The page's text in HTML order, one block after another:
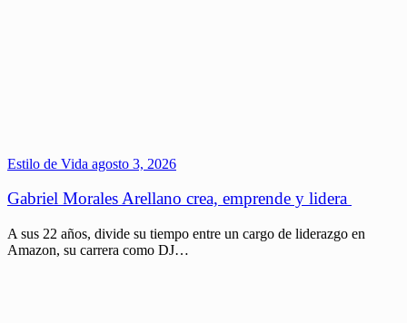
Estilo de Vida agosto 3, 2026
Gabriel Morales Arellano crea, emprende y lidera
A sus 22 años, divide su tiempo entre un cargo de liderazgo en
Amazon, su carrera como DJ…